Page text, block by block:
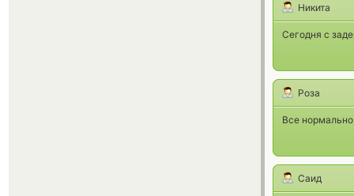
Никита
Сегодня с
Роза
Все
Саид